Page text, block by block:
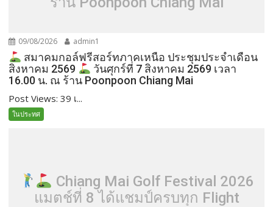
09/08/2026 admin1
สมาคมกอล์ฟรีสอร์ทภาคเหนือ ประชุมประจำเดือน
สิงหาคม 2569
วันศุกร์ที่ 7 สิงหาคม 2569 เวลา
16.00 น. ณ ร้าน Poonpoon Chiang Mai
Post Views: 39 เ...
ในประทศ
Chiang Mai Golf Festival 2026
แมตช์ที่ 8 ได้แชมป์ครบทุก Flight